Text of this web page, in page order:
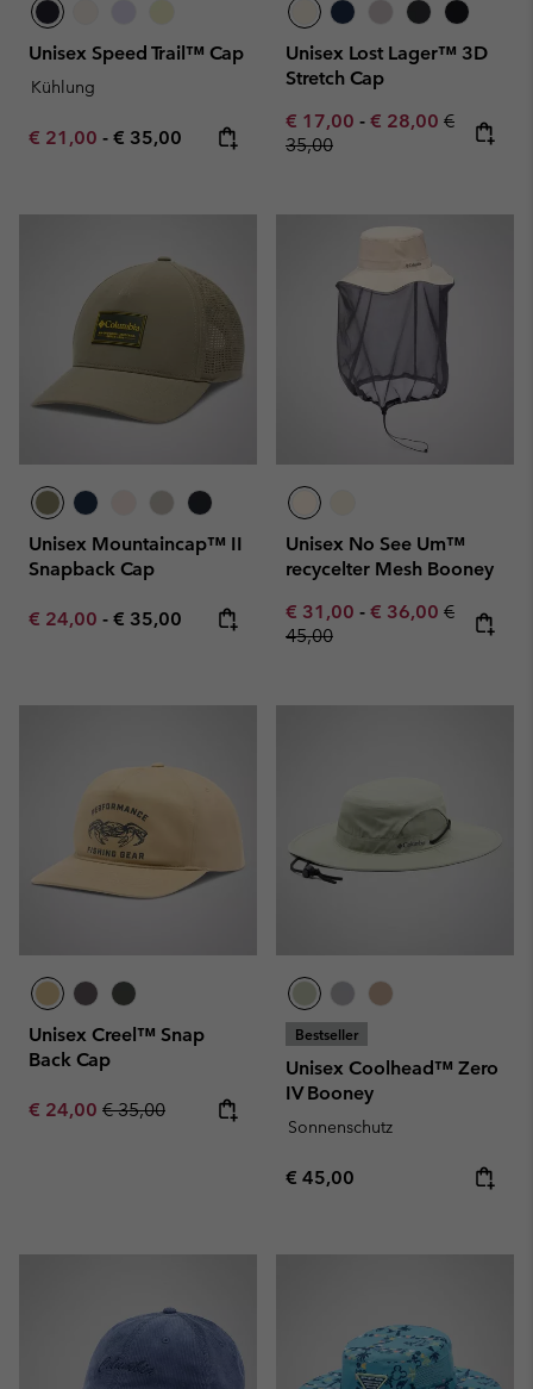
Unisex Speed Trail™ Cap
Kühlung
Minimum sale price:
€ 21,00 - Maximum price:
€ 35,00
Unisex Lost Lager™ 3D
Stretch Cap
Minimum sale price:
€ 17,00 - Maximum sale
€ 28,00 Regular
€
35,00
Unisex Mountaincap™ II
Snapback Cap
Minimum sale price:
€ 24,00 - Maximum price:
€ 35,00
Unisex No See Um™
recycelter Mesh Booney
Minimum sale price:
€ 31,00 - Maximum sale
€ 36,00 Regular
€
45,00
Unisex Creel™ Snap
Back Cap
Sale price:
€ 24,00 Regular price:
€ 35,00
Bestseller
Unisex Coolhead™ Zero
IV Booney
Sonnenschutz
Regular price:
€ 45,00